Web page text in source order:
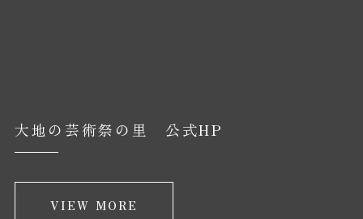
大地の芸術祭の里 公式HP
VIEW MORE